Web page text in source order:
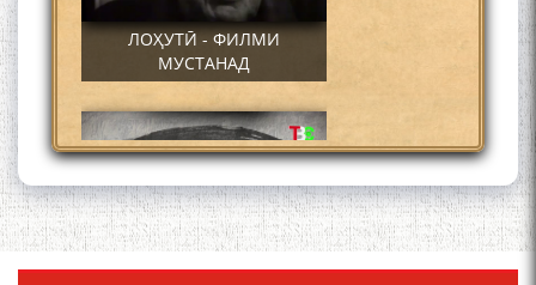
ЛОҲУТӢ - ФИЛМИ
МУСТАНАД
Қадамҷо - Лоҳутӣ